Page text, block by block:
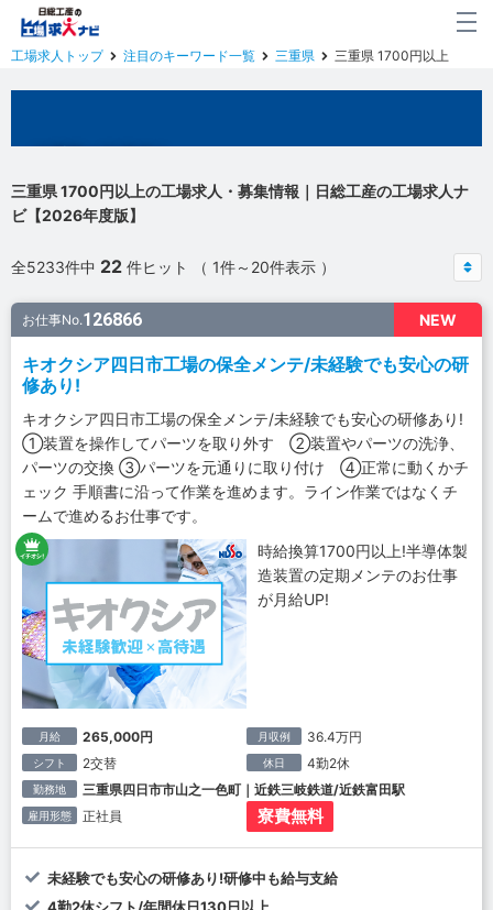
工場求人トップ 注目のキーワード一覧 三重県 三重県 1700円以上
三重県 1700円以上の工場求人・募集情報｜日総工産の工場求人ナ
ビ【2026年度版】
全5233件中 22 件ヒット （ 1件～20件表示 ）
NEW
お仕事No.126866
キオクシア四日市工場の保全メンテ/未経験でも安心の研
修あり!
キオクシア四日市工場の保全メンテ/未経験でも安心の研修あり!
①装置を操作してパーツを取り外す ②装置やパーツの洗浄、
パーツの交換 ③パーツを元通りに取り付け ④正常に動くかチ
ェック 手順書に沿って作業を進めます。ライン作業ではなくチ
ームで進めるお仕事です。
時給換算1700円以上!半導体製
造装置の定期メンテのお仕事
が月給UP!
月給 265,000円 月収例 36.4万円
シフト 2交替 休日 4勤2休
勤務地 三重県四日市市山之一色町｜近鉄三岐鉄道/近鉄富田駅
雇用形態 正社員 寮費無料
未経験でも安心の研修あり!研修中も給与支給
4勤2休シフト/年間休日130日以上